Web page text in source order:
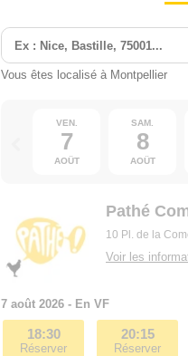
Vous êtes localisé à Montpellier
VEN.
7
AOÛT
SAM.
8
AOÛT
Pathé
10 Pl. de la
Voir les
7 août 2026 - En VF
18:30
Réserver
20:15
Réserver